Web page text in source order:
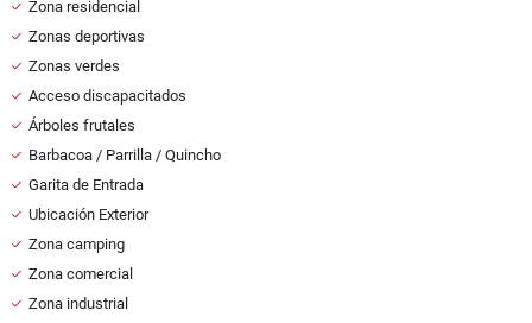
Zona residencial
Zonas deportivas
Zonas verdes
Acceso discapacitados
Árboles frutales
Barbacoa / Parrilla / Quincho
Garita de Entrada
Ubicación Exterior
Zona camping
Zona comercial
Zona industrial